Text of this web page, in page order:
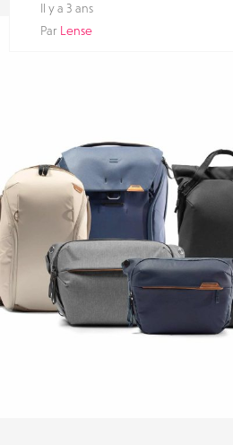
Il y a 3 ans
Par Lense